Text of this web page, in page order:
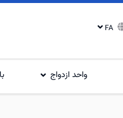
واحد ازدواج